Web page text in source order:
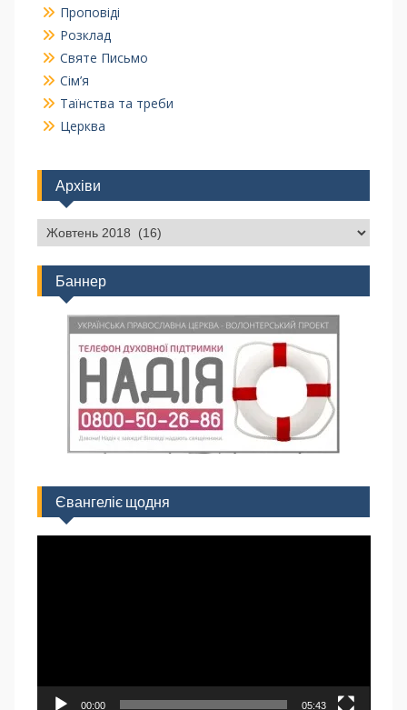
Проповіді
Розклад
Святе Письмо
Сім’я
Таїнства та треби
Церква
Архіви
Баннер
Євангеліє щодня
00:00 05:43